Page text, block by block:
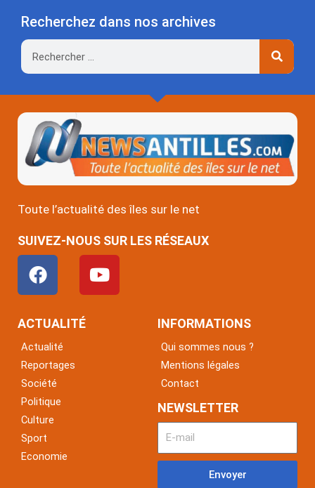
Recherchez dans nos archives
Rechercher
Toute l’actualité des îles sur le net
SUIVEZ-NOUS SUR LES RÉSEAUX
F
a
c
e
o
o
k
Y
o
u
ACTUALITÉ
Actualité
Reportages
Société
Politique
Culture
Sport
Economie
INFORMATIONS
Qui sommes nous ?
Mentions légales
Contact
NEWSLETTER
Envoyer